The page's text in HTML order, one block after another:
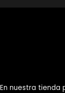
En nuestra tienda